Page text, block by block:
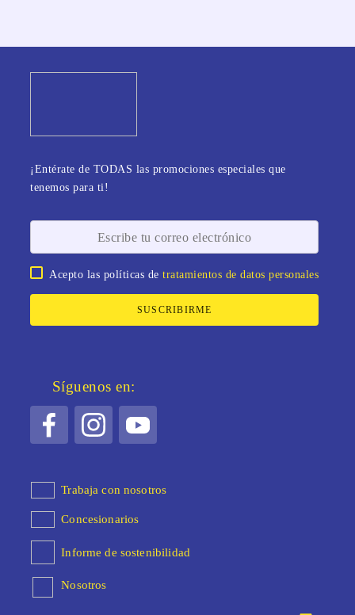
¡Entérate de TODAS las promociones especiales que
tenemos para ti!
Acepto las políticas detratamientos de datos personales
SUSCRIBIRME
Síguenos en:
Trabaja con nosotros
Concesionarios
Informe de sostenibilidad
Nosotros